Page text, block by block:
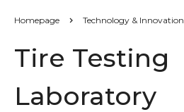
Homepage Technology & Innovation
Tire Testing
Laboratory